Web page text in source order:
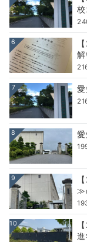
6
解
7
8
9
≫
10